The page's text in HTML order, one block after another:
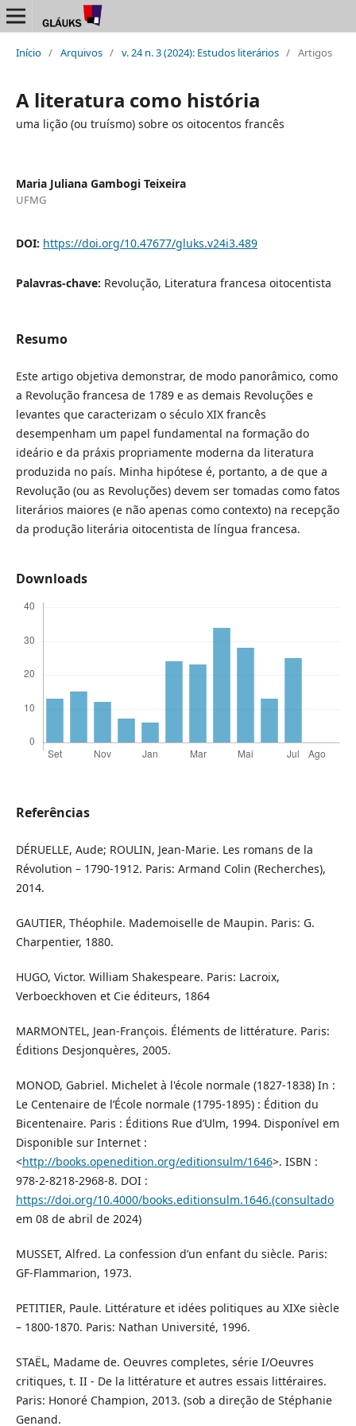
Início / Arquivos / v. 24 n. 3 (2024): Estudos literários / Artigos
A literatura como história
uma lição (ou truísmo) sobre os oitocentos francês
Maria Juliana Gambogi Teixeira
UFMG
DOI: https://doi.org/10.47677/gluks.v24i3.489
Palavras-chave: Revolução, Literatura francesa oitocentista
Resumo
Este artigo objetiva demonstrar, de modo panorâmico, como
a Revolução francesa de 1789 e as demais Revoluções e
levantes que caracterizam o século XIX francês
desempenham um papel fundamental na formação do
ideário e da práxis propriamente moderna da literatura
produzida no país. Minha hipótese é, portanto, a de que a
Revolução (ou as Revoluções) devem ser tomadas como fatos
literários maiores (e não apenas como contexto) na recepção
da produção literária oitocentista de língua francesa.
Downloads
Referências
DÉRUELLE, Aude; ROULIN, Jean-Marie. Les romans de la
Révolution – 1790-1912. Paris: Armand Colin (Recherches),
2014.
GAUTIER, Théophile. Mademoiselle de Maupin. Paris: G.
Charpentier, 1880.
HUGO, Victor. William Shakespeare. Paris: Lacroix,
Verboeckhoven et Cie éditeurs, 1864
MARMONTEL, Jean-François. Éléments de littérature. Paris:
Éditions Desjonquères, 2005.
MONOD, Gabriel. Michelet à l'école normale (1827-1838) In :
Le Centenaire de l’École normale (1795-1895) : Édition du
Bicentenaire. Paris : Éditions Rue d’Ulm, 1994. Disponível em
Disponible sur Internet :
<http://books.openedition.org/editionsulm/1646>. ISBN :
978-2-8218-2968-8. DOI :
https://doi.org/10.4000/books.editionsulm.1646.(consultado
em 08 de abril de 2024)
MUSSET, Alfred. La confession d’un enfant du siècle. Paris:
GF-Flammarion, 1973.
PETITIER, Paule. Littérature et idées politiques au XIXe siècle
– 1800-1870. Paris: Nathan Université, 1996.
STAËL, Madame de. Oeuvres completes, série I/Oeuvres
critiques, t. II - De la littérature et autres essais littéraires.
Paris: Honoré Champion, 2013. (sob a direção de Stéphanie
Genand.